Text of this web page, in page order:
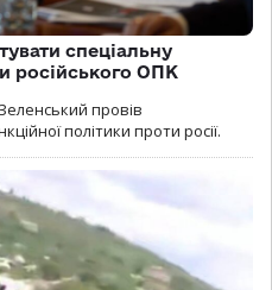
спеціальну
російського ОПК
провів
політики проти росії.